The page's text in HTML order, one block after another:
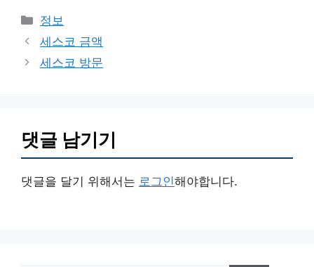
카
테
리
정보
세스코 금액
세스코 방문
댓글 남기기
댓글을 달기 위해서는 로그인해야합니다.